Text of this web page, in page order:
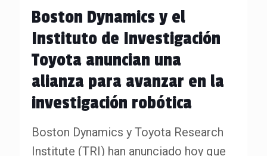
Boston Dynamics y el
Instituto de Investigación
Toyota anuncian una
alianza para avanzar en la
investigación robótica
Boston Dynamics y Toyota Research
Institute (TRI) han anunciado hoy que